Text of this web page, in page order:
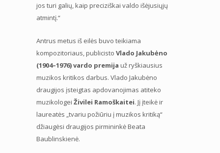
jos turi galių, kaip preciziškai valdo išėjusiųjų
atmintį.“
Antrus metus iš eilės buvo teikiama
kompozitoriaus, publicisto Vlado Jakubėno
(1904–1976) vardo premija už ryškiausius
muzikos kritikos darbus. Vlado Jakubėno
draugijos įsteigtas apdovanojimas atiteko
muzikologei Živilei Ramoškaitei. Jį įteikė ir
laureatės „tvariu požiūriu į muzikos kritiką“
džiaugėsi draugijos pirmininkė Beata
Baublinskienė.